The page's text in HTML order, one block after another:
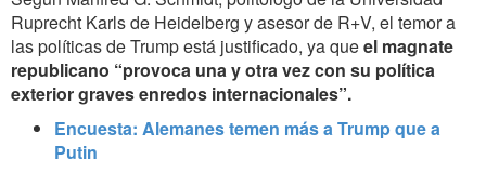
Ruprecht Karls de Heidelberg y asesor de R+V, el temor a
las políticas de Trump está justificado, ya queel magnate
republicano “provoca una y otra vez con su política
exterior graves enredos internacionales”.
Encuesta: Alemanes temen más a Trump que a
Putin